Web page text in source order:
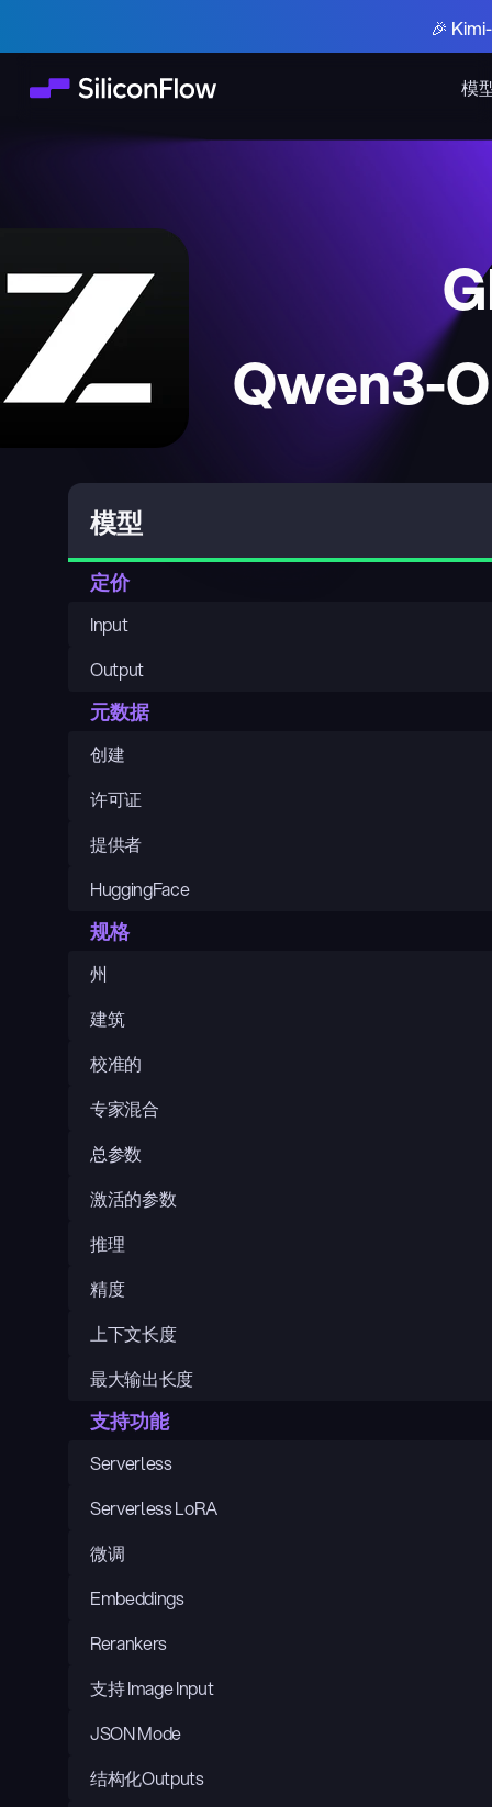
模
🎉
Qwen3-
模型
定价
Input
Output
元数据
创建
许可证
提供者
HuggingFace
规格
州
建筑
校准的
专家混合
总参数
激活的参数
推理
精度
上下文长度
最大输出长度
支持功能
Serverless
Serverless LoRA
微调
Embeddings
Rerankers
支持 Image Input
JSON Mode
结构化Outputs